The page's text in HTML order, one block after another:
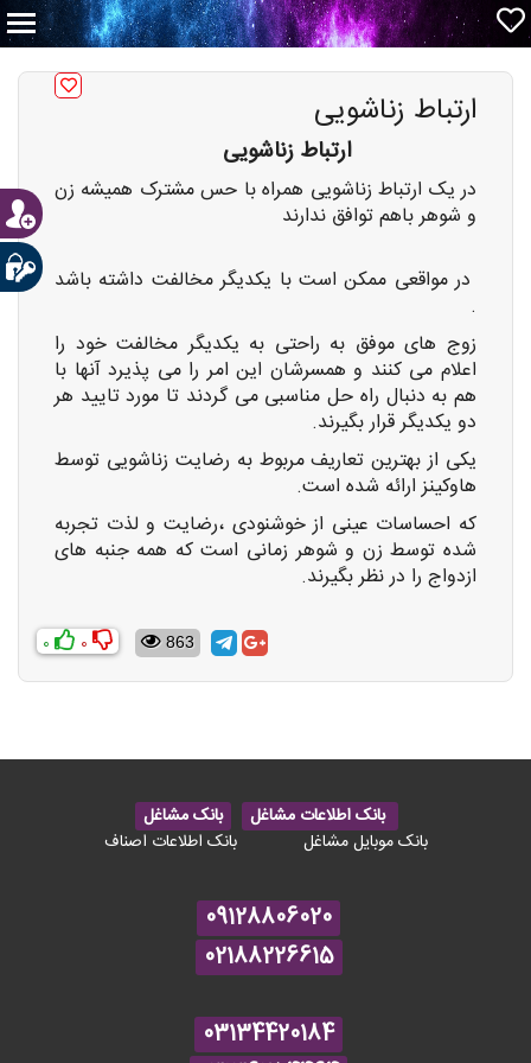
ارتباط زناشویی
ارتباط زناشویی
در یک ارتباط زناشویی همراه با حس مشترک همیشه زن
و شوهر باهم توافق ندارند
در مواقعی ممکن است با یکدیگر مخالفت داشته باشد
.
زوج های موفق به راحتی به یکدیگر مخالفت خود را
اعلام می کنند و همسرشان این امر را می پذیرد آنها با
هم به دنبال راه حل مناسبی می گردند تا مورد تایید هر
دو یکدیگر قرار بگیرند.
یکی از بهترین تعاریف مربوط به رضایت زناشویی توسط
هاوکینز ارائه شده است.
که احساسات عینی از خوشنودی ،رضایت و لذت تجربه
شده توسط زن و شوهر زمانی است که همه جنبه های
ازدواج را در نظر بگیرند.
863
0
0
بانک اطلاعات مشاغل
بانک مشاغل
بانک موبایل مشاغل
بانک اطلاعات اصناف
09128806020
02188226615
03134420184